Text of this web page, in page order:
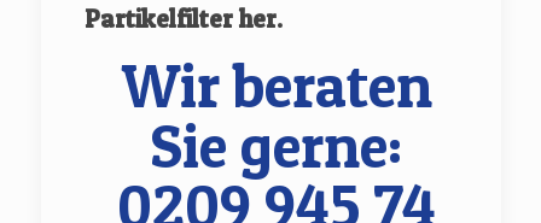
Partikelfilter her.
Wir beraten
Sie gerne:
0209 945 74